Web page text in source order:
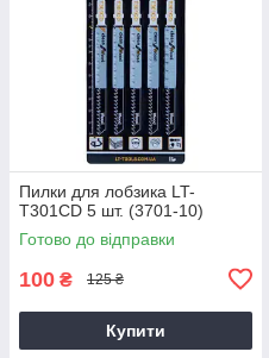
Пилки для лобзика LT-
T301CD 5 шт. (3701-10)
Готово до відправки
100 ₴ 125 ₴
Купити